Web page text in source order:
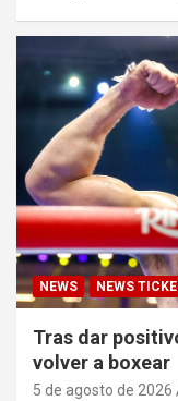
NEWS NEWS
Tras dar
volver a boxear
5 de agosto de 2026